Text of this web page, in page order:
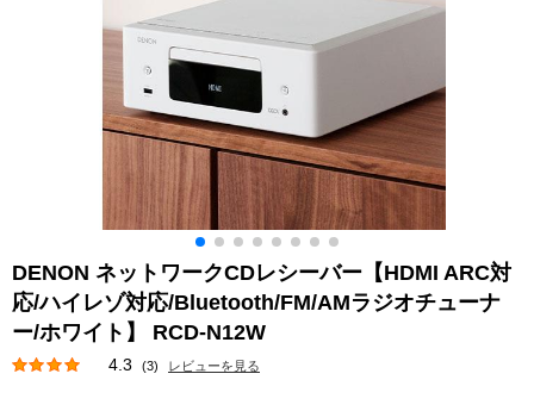
DENON ネットワークCDレシーバー【HDMI ARC対
応/ハイレゾ対応/Bluetooth/FM/AMラジオチューナ
ー/ホワイト】 RCD-N12W
4.3 (3) レビューを見る